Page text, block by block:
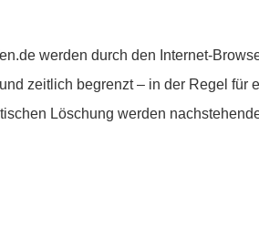
werden durch den Internet-
zeitlich begrenzt – in der Regel für
Löschung werden